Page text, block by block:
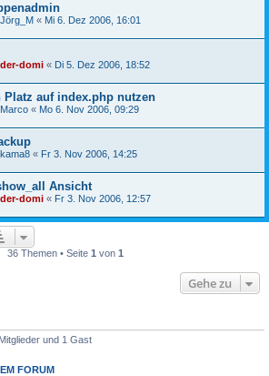
Jörg_M « Mi 6. Dez 2006, 16:01
der-domi « Di 5. Dez 2006, 18:52
Platz auf index.php nutzen
Marco « Mo 6. Nov 2006, 09:29
kama8 « Fr 3. Nov 2006, 14:25
Ansicht
der-domi « Fr 3. Nov 2006, 12:57
36 Themen • Seite 1 von 1
Gehe zu
und 1 Gast
FORUM